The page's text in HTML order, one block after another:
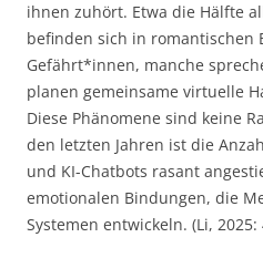
ihnen zuhört. Etwa die Hälfte
befinden sich in romantischen
Gefährt*innen, manche
planen gemeinsame virtuelle
Diese Phänomene sind keine
den letzten Jahren ist die
und KI-Chatbots rasant
emotionalen Bindungen, die
Systemen entwickeln. (Li, 2025: